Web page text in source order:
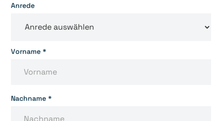
Anrede
Vorname *
Nachname *